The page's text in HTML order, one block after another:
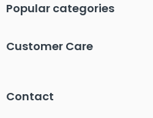
Popular categories
Customer Care
Contact